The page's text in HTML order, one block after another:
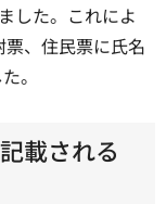
した。これによ
、住民票に氏名
。
載される